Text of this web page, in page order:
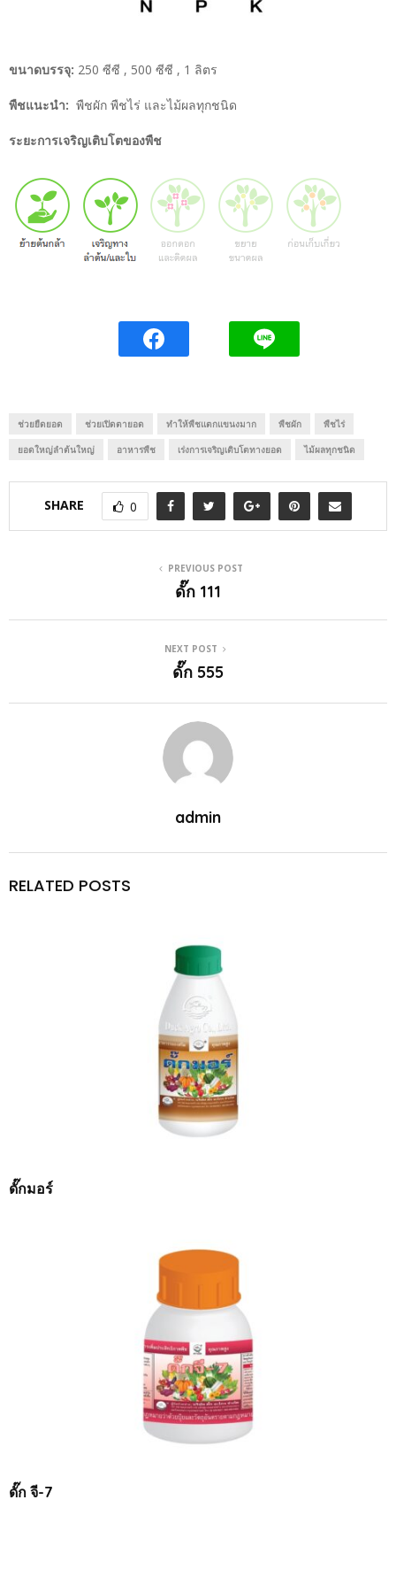
ขนาดบรรจุ: 250 ซีซี , 500 ซีซี , 1 ลิตร
พืชแนะนำ: พืชผัก พืชไร่ และไม้ผลทุกชนิด
ระยะการเจริญเติบโตของพืช
ช่วยยืดยอด ช่วยเปิดตายอด ทำให้พืชแตกแขนงมาก พืชผัก พืชไร่
ยอดใหญ่ลำต้นใหญ่ อาหารพืช เร่งการเจริญเติบโตทางยอด ไม้ผลทุกชนิด
SHARE 0
PREVIOUS POST
ดั๊ก 111
NEXT POST
ดั๊ก 555
admin
RELATED POSTS
ดั๊กมอร์
ดั๊ก จี-7